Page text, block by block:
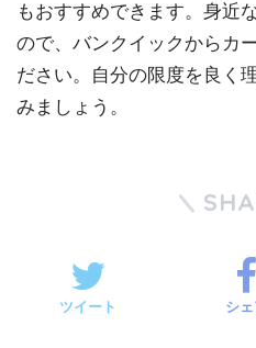
もおすすめできます。身近
ので、バンクイックからカ
ださい。自分の限度を良く
みましょう。
ツイート シ